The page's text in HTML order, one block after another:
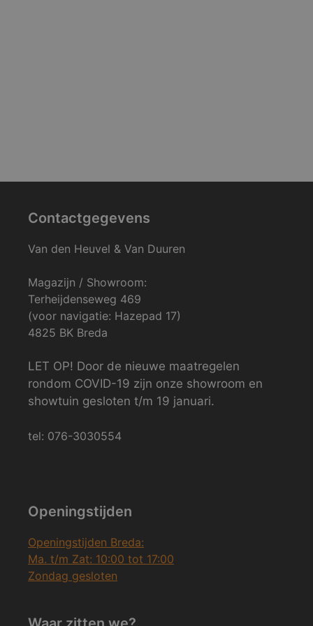
Contactgegevens
Van den Heuvel & Van Duuren
Magazijn / Showroom:
Terheijdenseweg 469
(voor navigatie: Hazepad 17)
4825 BK Breda
LET OP! Door de nieuwe maatregelen
rondom COVID-19 zijn onze showroom en
showtuin gesloten t/m 19 januari.
tel: 076-3030554
Openingstijden
Openingstijden Breda:
Ma. t/m Zat: 10:00 tot 17:00
Zondag gesloten